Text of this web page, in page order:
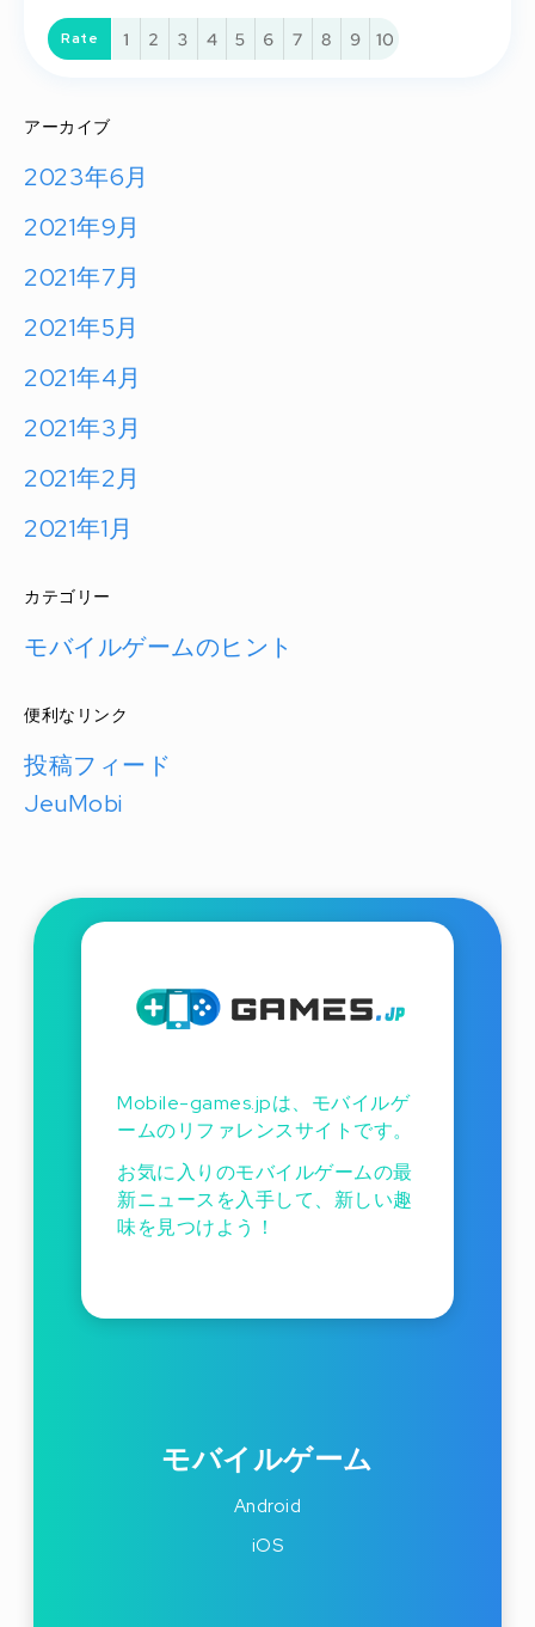
Rate
アーカイブ
2023年6月
2021年9月
2021年7月
2021年5月
2021年4月
2021年3月
2021年2月
2021年1月
カテゴリー
モバイルゲームのヒント
便利なリンク
投稿フィード
JeuMobi
Mobile-games.jpは、モバイルゲ
ームのリファレンスサイトです。
お気に入りのモバイルゲームの最
新ニュースを入手して、新しい趣
味を見つけよう！
モバイルゲーム
Android
iOS